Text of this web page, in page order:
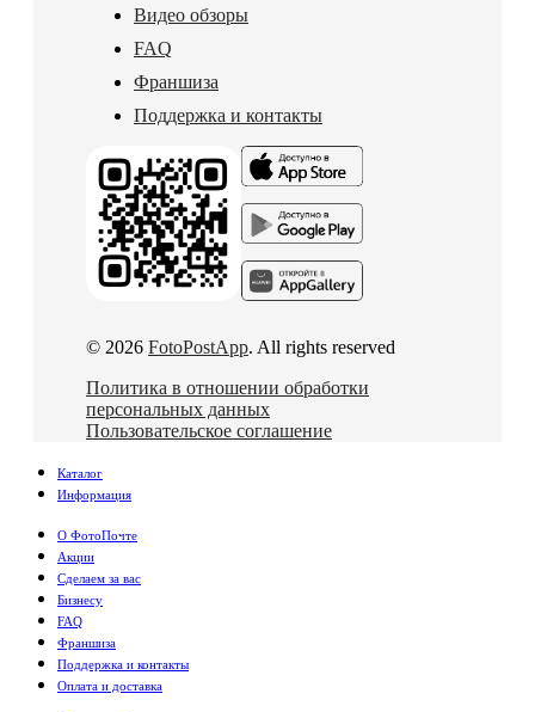
Видео обзоры
FAQ
Франшиза
Поддержка и контакты
© 2026 FotoPostApp. All rights reserved
Политика в отношении обработки
персональных данных
Пользовательское соглашение
Каталог
Информация
О ФотоПочте
Акции
Сделаем за вас
Бизнесу
FAQ
Франшиза
Поддержка и контакты
Оплата и доставка